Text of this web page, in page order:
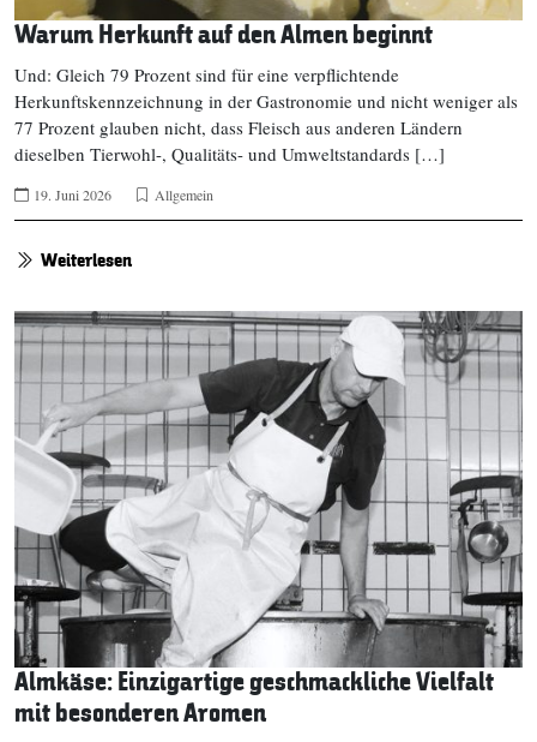
Warum Herkunft auf den Almen beginnt
Und: Gleich 79 Prozent sind für eine verpflichtende
Herkunftskennzeichnung in der Gastronomie und nicht weniger als
77 Prozent glauben nicht, dass Fleisch aus anderen Ländern
dieselben Tierwohl-, Qualitäts- und Umweltstandards […]
19. Juni 2026 Allgemein
Weiterlesen
Almkäse: Einzigartige geschmackliche Vielfalt
mit besonderen Aromen